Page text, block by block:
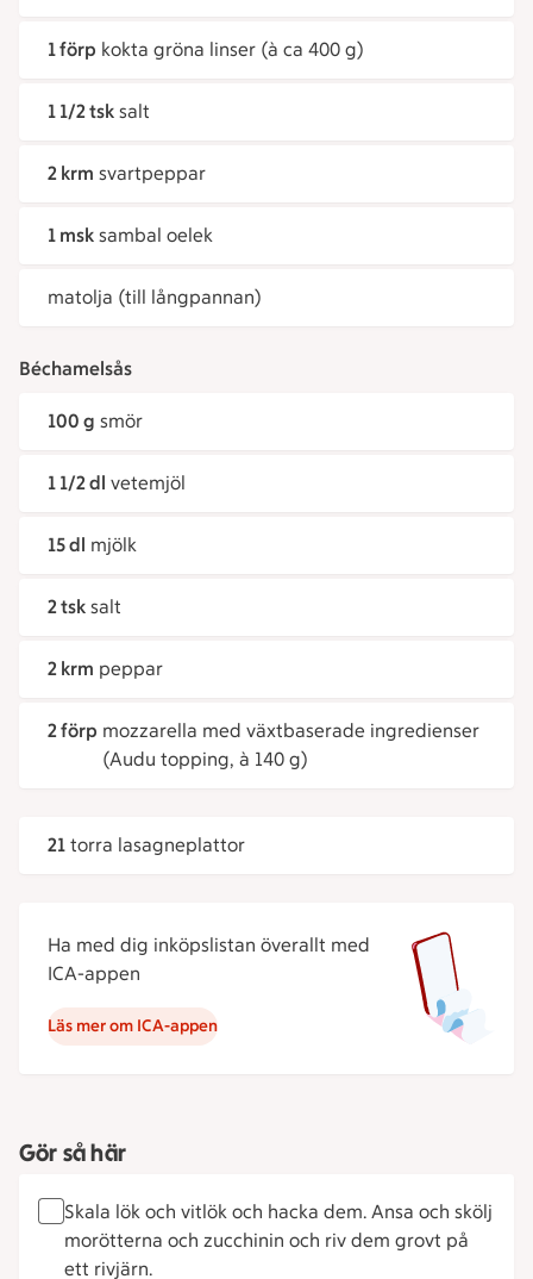
1 förp kokta gröna linser (à ca 400 g)
1 1/2 tsk salt
2 krm svartpeppar
1 msk sambal oelek
matolja (till långpannan)
Béchamelsås
100 g smör
1 1/2 dl vetemjöl
15 dl mjölk
2 tsk salt
2 krm peppar
2 förp mozzarella med växtbaserade ingredienser
(Audu topping, à 140 g)
21 torra lasagneplattor
Ha med dig inköpslistan överallt med
ICA-appen
Läs mer om ICA-appen
Gör så här
Skala lök och vitlök och hacka dem. Ansa och skölj
morötterna och zucchinin och riv dem grovt på
ett rivjärn.